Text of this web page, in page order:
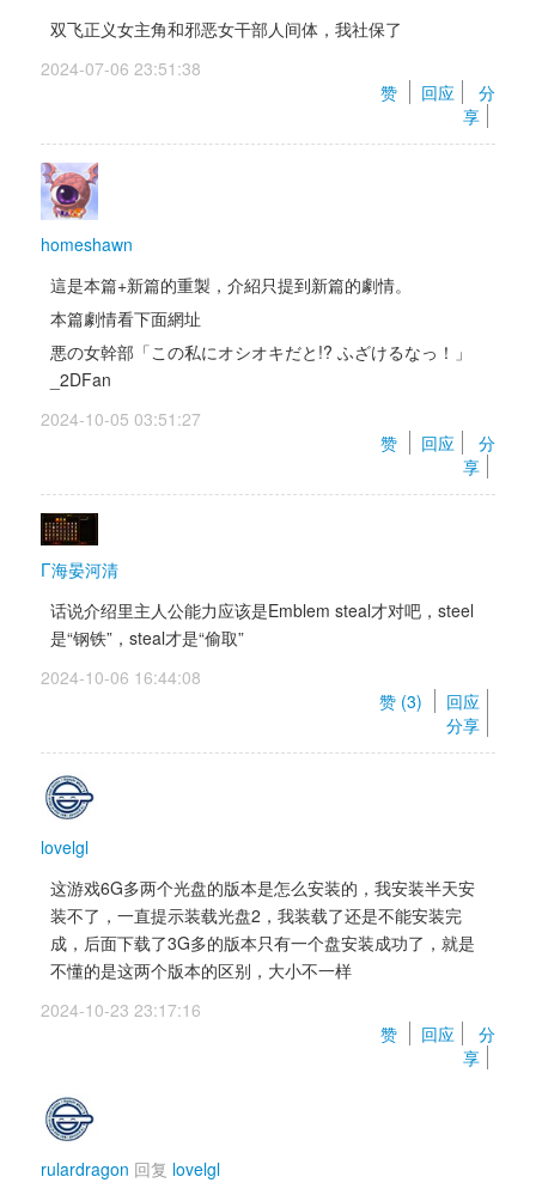
双飞正义女主角和邪恶女干部人间体，我社保了
2024-07-06 23:51:38
赞
回应
分
享
homeshawn
這是本篇+新篇的重製，介紹只提到新篇的劇情。
本篇劇情看下面網址
悪の女幹部「この私にオシオキだと!? ふざけるなっ！」
_2DFan
2024-10-05 03:51:27
赞
回应
分
享
Γ海晏河清
话说介绍里主人公能力应该是Emblem steal才对吧，steel
是“钢铁”，steal才是“偷取”
2024-10-06 16:44:08
赞 (3)
回应
分享
lovelgl
这游戏6G多两个光盘的版本是怎么安装的，我安装半天安
装不了，一直提示装载光盘2，我装载了还是不能安装完
成，后面下载了3G多的版本只有一个盘安装成功了，就是
不懂的是这两个版本的区别，大小不一样
2024-10-23 23:17:16
赞
回应
分
享
rulardragon 回复 lovelgl